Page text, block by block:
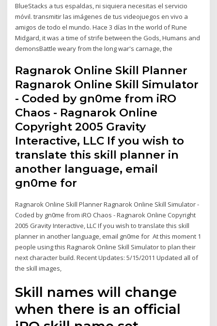
BlueStacks a tus espaldas, ni siquiera necesitas el servicio
móvil. transmitir las imágenes de tus videojuegos en vivo a
amigos de todo el mundo. Hace 3 días In the world of Rune
Midgard, it was a time of strife between the Gods, Humans and
demonsBattle weary from the long war's carnage, the
Ragnarok Online Skill Planner
Ragnarok Online Skill Simulator
- Coded by gn0me from iRO
Chaos - Ragnarok Online
Copyright 2005 Gravity
Interactive, LLC If you wish to
translate this skill planner in
another language, email
gn0me for
Ragnarok Online Skill Planner Ragnarok Online Skill Simulator -
Coded by gn0me from iRO Chaos - Ragnarok Online Copyright
2005 Gravity Interactive, LLC If you wish to translate this skill
planner in another language, email gn0me for At this moment 1
people using this Ragnarok Online Skill Simulator to plan their
next character build. Recent Updates: 5/15/2011 Updated all of
the skill images,
Skill names will change
when there is an official